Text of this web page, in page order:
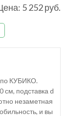
5 252 руб.
КУБИКО.
см, подставка d
незаметная
и вы